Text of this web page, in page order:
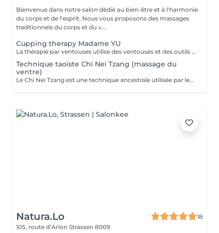
Bienvenue dans notre salon dédié au bien-être et à l'harmonie
du corps et de l'esprit. Nous vous proposons des massages
traditionnels du corps et du v...
Cupping therapy Madame YU
La thérapie par ventouses utilise des ventouses et des outils qui, par combustion, expulsent l'air de l'intérieur des ventouses, créant une pression négative qui permet aux ventouses d'adhérer aux points d'acupuncture ou à la surface de la peau où la thérapie par ventouses doit être effectuée, produisant ainsi une stimulation. Pour ce faire, à la fois en prévention et en traitement, la peau au niveau du site d'application des ventouses devient congestionnée et il y a stase sanguine Cupping therapy uses cups and tools employing combustion to expel air from inside the cups, creating negative pressure that causes the cups to adhere to acuponts or the skin surface where cupping is to be performed, thus producing stimulation,to achieve both prevention and treatment, the skin at the cupping site will become congested,and blood stasis.
Technique taoïste Chi Nei Tzang (massage du
ventre)
Le Chi Nei Tzang est une technique ancestrale utilisée par les moines taoïstes de la Chine qui signifie «travail de l'énergie des organes internes». Selon les taoïstes, chaque organe est lié à une émotion : la colère au foie, la peur aux reins. Notre ventre porte en lui les traces laissées par tous nos traumatismes et nos secrets les plus intimes. L'obstruction des organes internes bloque la libre circulation de l'énergie vitale, le Chi. Le massage agit en profondeur sur les viscères, les émotions et tous les systèmes vitaux du corps. Déroulement de la séance: Pendant le soin vous êtes allongés sur le dos : le torse et le ventre nus, le bas du ventre et les jambes sont couverts ainsi que la poitrine chez les femmes. Pendant la séance vous portez un masque sur les yeux pour pouvoir vous détendre complètement. Mais vous restez attentifs à vos sensations ! À tout moment, si quelque chose vous inquiète ou vous dérange, (certains points de l'intestin peuvent être sensibles !) n'hésitez pas me signaler. Lors de massage j'utilise de l'huile de sésame ou d'amande douce. Aux certains moments lors de soin je prononce «six sons de guérison» qui possèdent un potentiel vibratoire qui participe du nettoyage des organes. Des pressions souples et profondes, appliquées directement sur les organes ou sur des points réflexes, permettent aux énergies ou aux émotions prisonnières, de se libérer. Le massage se termine par le drainage lymphatique et l'équilibrage des pouls.
Natura.Lo
18
105, route d’Arlon Strassen 8009